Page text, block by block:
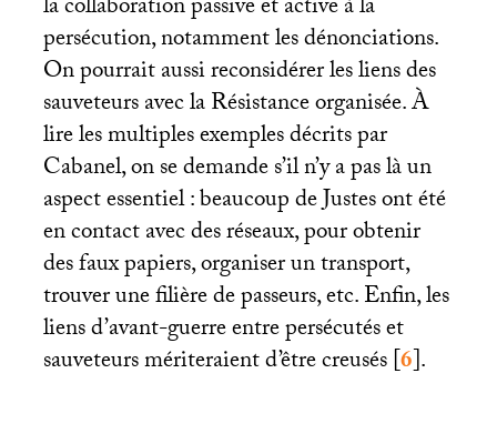
la collaboration passive et active à la
persécution, notamment les dénonciations.
On pourrait aussi reconsidérer les liens des
sauveteurs avec la Résistance organisée. À
lire les multiples exemples décrits par
Cabanel, on se demande s’il n’y a pas là un
aspect essentiel : beaucoup de Justes ont été
en contact avec des réseaux, pour obtenir
des faux papiers, organiser un transport,
trouver une filière de passeurs, etc. Enfin, les
liens d’avant-guerre entre persécutés et
sauveteurs mériteraient d’être creusés[6].